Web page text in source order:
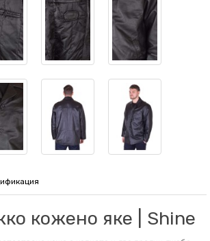
кожено яке | Shine